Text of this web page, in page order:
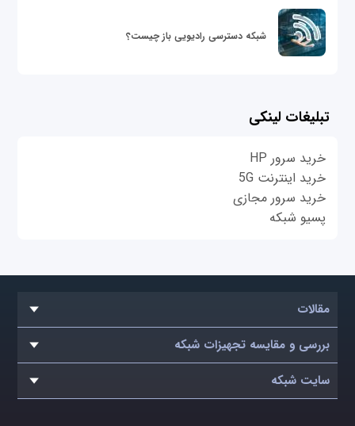
شبکه دسترسی رادیویی باز چیست؟
تبلیغات لینکی
خرید سرور HP
خرید اینترنت 5G
خرید سرور مجازی
پسیو شبکه
مقالات
بررسی و مقایسه تجهیزات شبکه
سایت شبکه